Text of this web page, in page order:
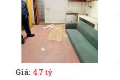
Giá: 4.7 tỷ